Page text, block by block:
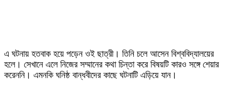
‎এ ঘটনায় হতবাক হয়ে পড়েন ওই ছাত্রী। তিনি চলে আসেন বিশ্ববিদ্যালয়ের
হলে। সেখানে এলে নিজের সম্মানের কথা চিন্তা করে বিষয়টি কারও সঙ্গে শেয়ার
করেননি। এমনকি ঘনিষ্ঠ বান্ধবীদের কাছে ঘটনাটি এড়িয়ে যান।